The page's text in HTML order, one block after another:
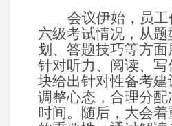
会议伊始 ， 员
六级考试情况，从
划、答题技巧等方面
针对听力、阅读、
块给出针对性备考
调整心态，合理分配
时间。随后，大会